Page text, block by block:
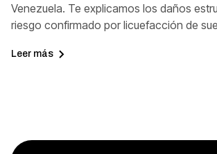
Venezuela. Te explicamos los daños
riesgo confirmado por licuefacción de
Leer más